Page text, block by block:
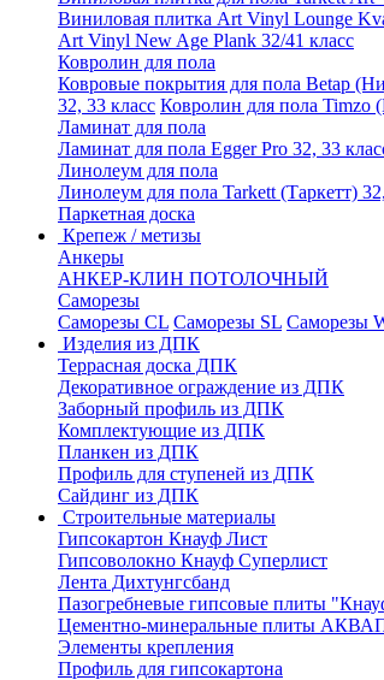
Виниловая плитка Art Vinyl Lounge
Art Vinyl New Age Plank 32/41 класс
Ковролин для пола
Ковровые покрытия для пола Betap
32, 33 класс Ковролин для пола Timzo
Ламинат для пола
Ламинат для пола Egger Pro 32, 33
Линолеум для пола
Линолеум для пола Tarkett (Таркетт)
Паркетная доска
Крепеж / метизы
Анкеры
АНКЕР-КЛИН ПОТОЛОЧНЫЙ
Саморезы
Саморезы CL Саморезы SL Саморезы
Изделия из ДПК
Террасная доска ДПК
Декоративное ограждение из ДПК
Заборный профиль из ДПК
Комплектующие из ДПК
Планкен из ДПК
Профиль для ступеней из ДПК
Сайдинг из ДПК
Строительные материалы
Гипсокартон Кнауф Лист
Гипсоволокно Кнауф Суперлист
Лента Дихтунгсбанд
Пазогребневые гипсовые плиты
Цементно-минеральные плиты
Элементы крепления
Профиль для гипсокартона